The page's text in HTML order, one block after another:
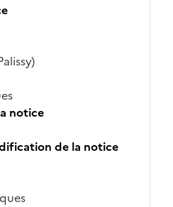
notice
de la notice